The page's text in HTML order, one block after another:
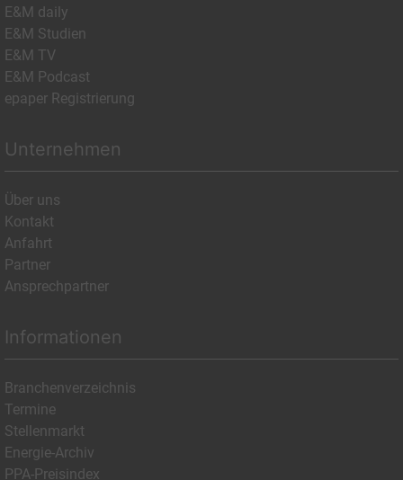
E&M daily
E&M Studien
E&M TV
E&M Podcast
epaper Registrierung
Unternehmen
Über uns
Kontakt
Anfahrt
Partner
Ansprechpartner
Informationen
Branchenverzeichnis
Termine
Stellenmarkt
Energie-Archiv
PPA-Preisindex